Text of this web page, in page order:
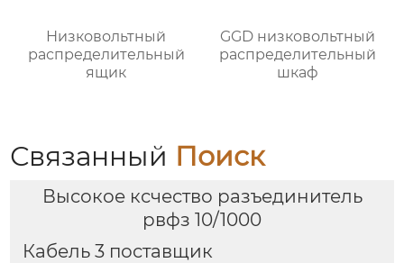
Низковольтный
распределительный
ящик
GGD низковольтный
распределительный
шкаф
Связанный Поиск
Высокое ксчество разъединитель
рвфз 10/1000
Кабель 3 поставщик